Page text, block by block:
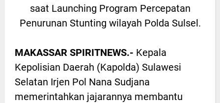
saat Launching Program Percepatan
Penurunan Stunting wilayah Polda Sulsel.
MAKASSAR SPIRITNEWS.- Kepala
Kepolisian Daerah (Kapolda) Sulawesi
Selatan Irjen Pol Nana Sudjana
memerintahkan jajarannya membantu